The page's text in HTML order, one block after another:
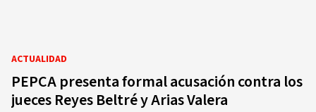
ACTUALIDAD
PEPCA presenta formal acusación contra los
jueces Reyes Beltré y Arias Valera